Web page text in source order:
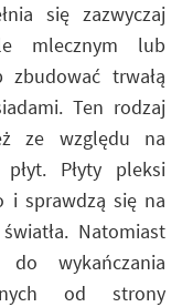
się zazwyczaj
mlecznym lub
trwałą
Ten rodzaj
ze względu na
Płyty pleksi
i sprawdzą się na
Natomiast
wykańczania
od strony